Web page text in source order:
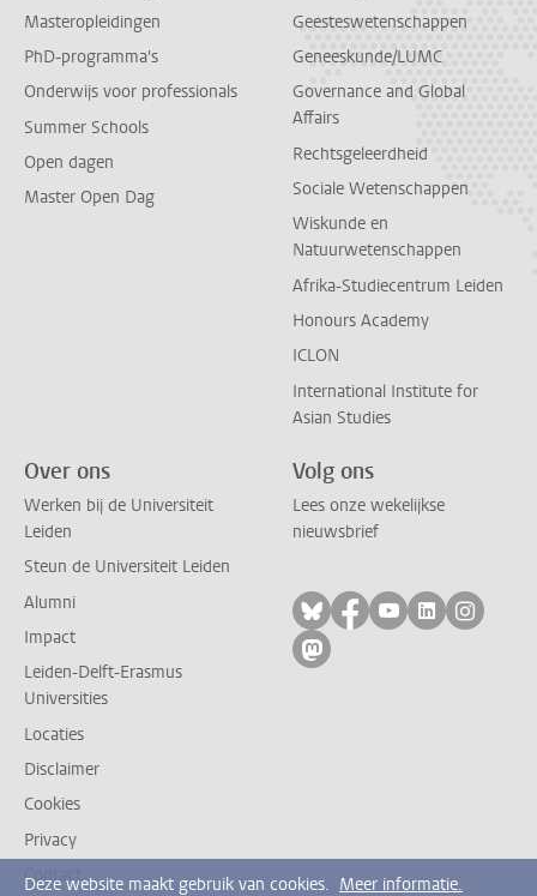
Masteropleidingen
PhD-programma's
Onderwijs voor professionals
Summer Schools
Open dagen
Master Open Dag
Geesteswetenschappen
Geneeskunde/LUMC
Governance and Global
Affairs
Rechtsgeleerdheid
Sociale Wetenschappen
Wiskunde en
Natuurwetenschappen
Afrika-Studiecentrum Leiden
Honours Academy
ICLON
International Institute for
Asian Studies
Over ons
Werken bij de Universiteit
Leiden
Steun de Universiteit Leiden
Alumni
Impact
Leiden-Delft-Erasmus
Universities
Locaties
Disclaimer
Cookies
Privacy
Contact
Volg ons
Lees onze wekelijkse
nieuwsbrief
Volg ons op bluesky
Volg ons op
Volg ons op
Volg ons
Volg
Volg ons op mastodon
Deze website maakt gebruik van cookies. Meer informatie.